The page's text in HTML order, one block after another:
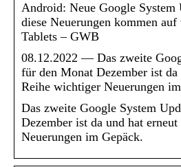
Android: Neue Google System
diese Neuerungen kommen
Tablets – GWB
08.12.2022 — Das zweite
für den Monat Dezember ist da
Reihe wichtiger Neuerungen
Das zweite Google System
Dezember ist da und hat
Neuerungen im Gepäck.